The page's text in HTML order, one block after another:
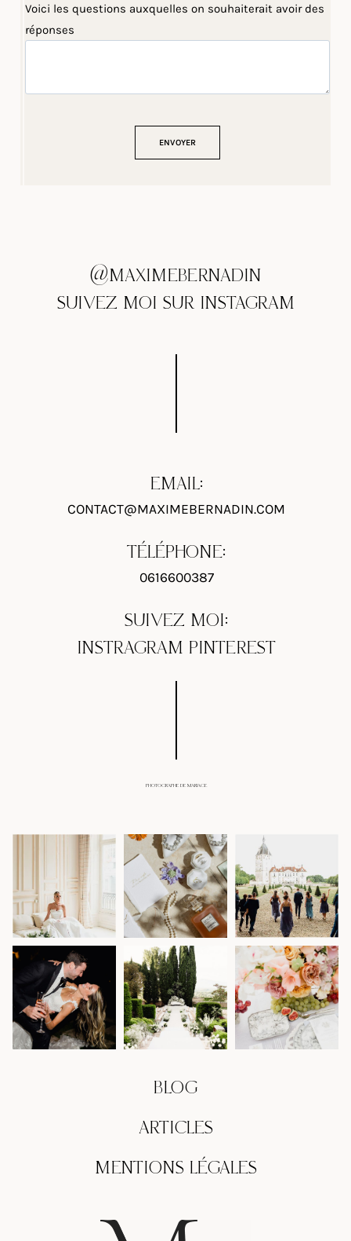
Voici les questions auxquelles on souhaiterait avoir des
réponses
@MAXIMEBERNADIN
SUIVEZ MOI SUR INSTAGRAM
EMAIL:
CONTACT@MAXIMEBERNADIN.COM
TÉLÉPHONE:
0616600387
SUIVEZ MOI:
INSTRAGRAM PINTEREST
PHOTOGRAPHE DE MARIAGE
BLOG
ARTICLES
MENTIONS LÉGALES